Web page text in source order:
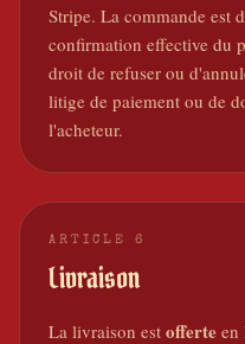
Stripe. La commande est
confirmation effective du
droit de refuser ou
litige de paiement ou de
l'acheteur.
ARTICLE 6
Livraison
La livraison est offerte en